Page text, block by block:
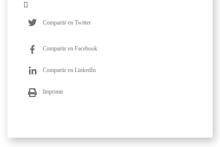
Compartir en Twitter
Compartir en Facebook
Compartir en LinkedIn
Imprimir